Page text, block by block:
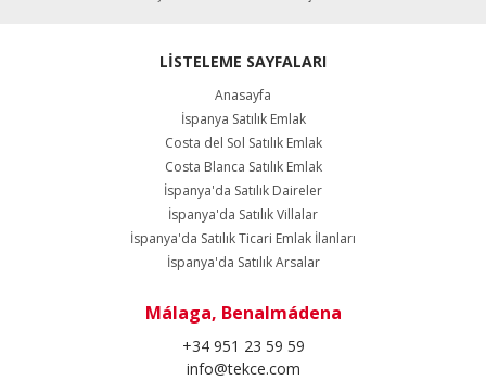
LİSTELEME SAYFALARI
Anasayfa
İspanya Satılık Emlak
Costa del Sol Satılık Emlak
Costa Blanca Satılık Emlak
İspanya'da Satılık Daireler
İspanya'da Satılık Villalar
İspanya'da Satılık Ticari Emlak İlanları
İspanya'da Satılık Arsalar
Málaga, Benalmádena
+34 951 23 59 59
info@tekce.com